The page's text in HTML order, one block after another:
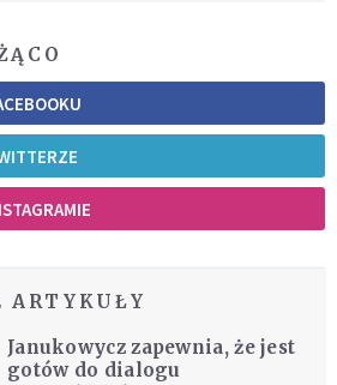
ARTYKUŁY
Janukowycz zapewnia, że jest
gotów do dialogu